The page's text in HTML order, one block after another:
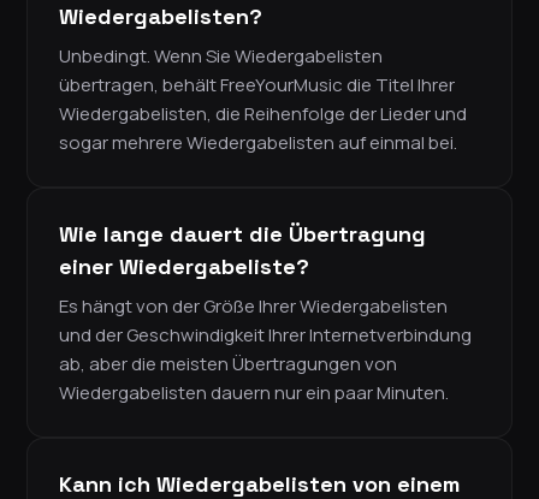
Wiedergabelisten?
Unbedingt. Wenn Sie Wiedergabelisten
übertragen, behält FreeYourMusic die Titel Ihrer
Wiedergabelisten, die Reihenfolge der Lieder und
sogar mehrere Wiedergabelisten auf einmal bei.
Wie lange dauert die Übertragung
einer Wiedergabeliste?
Es hängt von der Größe Ihrer Wiedergabelisten
und der Geschwindigkeit Ihrer Internetverbindung
ab, aber die meisten Übertragungen von
Wiedergabelisten dauern nur ein paar Minuten.
Kann ich Wiedergabelisten von einem